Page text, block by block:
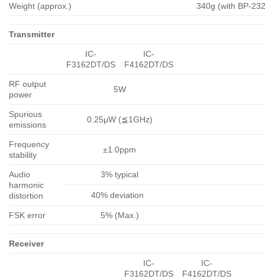
Weight (approx.) 340g (with BP-
Transmitter
IC-
F3162DT/DS
IC-
F4162DT/DS
RF output
power
5W
Spurious
emissions
0.25μW (≦1GHz)
Frequency
stability
±1.0ppm
Audio
harmonic
distortion
3% typical
40% deviation
FSK error 5% (Max.)
Receiver
IC-
F3162DT/DS
IC-
F4162DT/DS